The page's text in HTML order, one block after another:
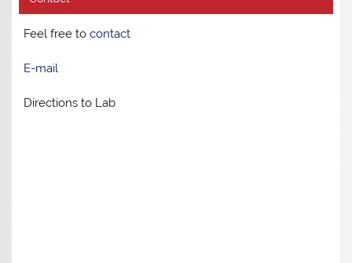
Feel free tocontact
E-mail
Directions to Lab